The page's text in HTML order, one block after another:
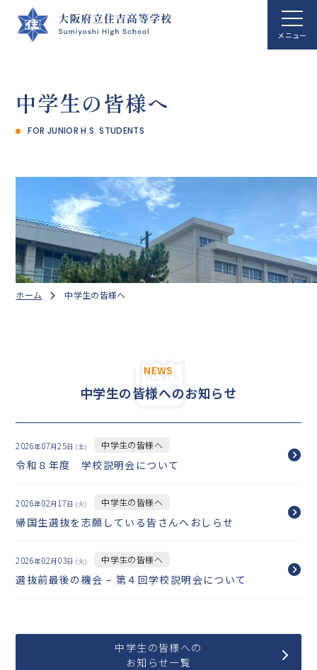
ホーム
国際文化科
進路指導
クラブ活動
アクセス
在校生・保護者の皆様へ
卒業生の皆様へ
English
探究活動
中学生の皆様へ
FOR JUNIOR H.S. STUDENTS
ホーム 中学生の皆様へ
NEWS
中学生の皆様へのお知らせ
2026年07月25日 (土) 中学生の皆様へ
令和８年度 学校説明会について
2026年02月 17日 (火) 中学生の皆様へ
帰国生選抜を志願している皆さんへおしらせ
2026年02月 03日 (火) 中学生の皆様へ
選抜前最後の機会 – 第４回学校説明会について
中学生の皆様への
お知らせ一覧